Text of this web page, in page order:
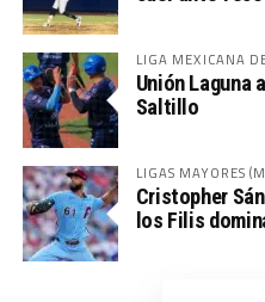
LIGA MEXICANA
Unión Laguna
Saltillo
LIGAS MAYORES
Cristopher
los Filis